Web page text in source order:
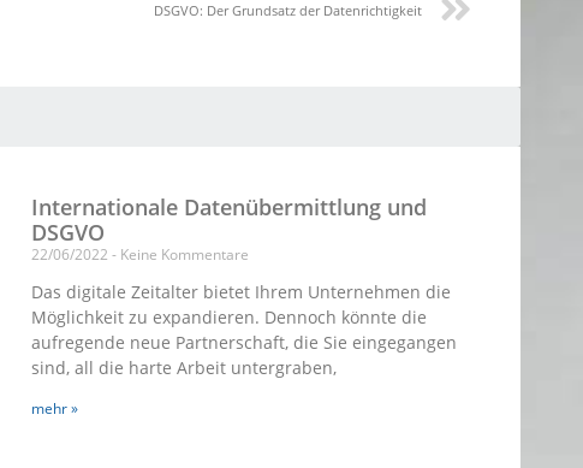
DSGVO: Der Grundsatz der Datenrichtigkeit
Internationale Datenübermittlung und
DSGVO
22/06/2022 Keine Kommentare
Das digitale Zeitalter bietet Ihrem Unternehmen die
Möglichkeit zu expandieren. Dennoch könnte die
aufregende neue Partnerschaft, die Sie eingegangen
sind, all die harte Arbeit untergraben,
mehr »